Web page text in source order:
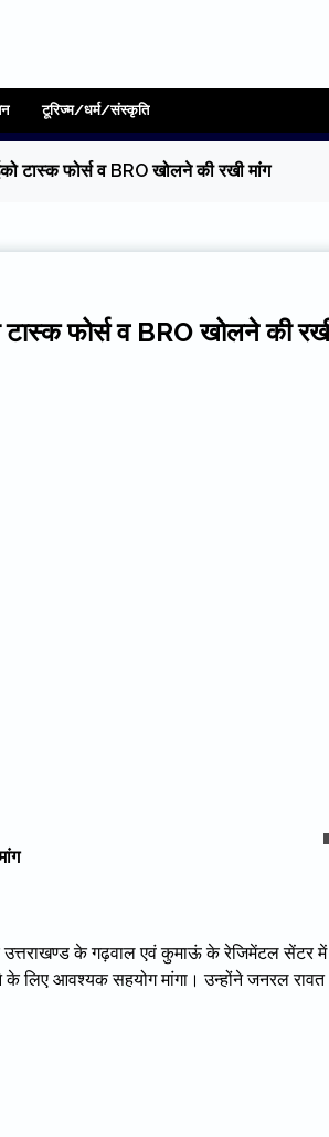
टूरिज्म/धर्म/संस्कृति
टास्क फोर्स व BRO खोलने की रखी मांग
टास्क फोर्स व BRO खोलने की
के गढ़वाल एवं कुमाऊं के रेजिमेंटल सेंटर में
के लिए आवश्यक सहयोग मांगा। उन्होंने जनरल रावत